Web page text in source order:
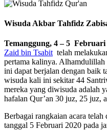
Wisuda Akbar Tahfidz
Temanggung, 4 – 5 Februari
Zaid bin Tsabit telah
pertama kalinya.
ini dapat berjalan dengan baik
wisuda kali ini sekitar 44
mereka yang diwisuda adalah
hafalan Qur’an 30 juz, 25 juz,
Berbagai rangkaian acara
tanggal 5 Februari 2020 pada